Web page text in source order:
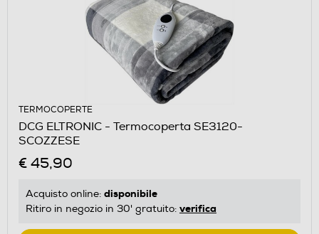
TERMOCOPERTE
DCG ELTRONIC - Termocoperta SE3120-
SCOZZESE
€ 45,90
Acquisto online: disponibile
Ritiro in negozio in 30' gratuito: verifica